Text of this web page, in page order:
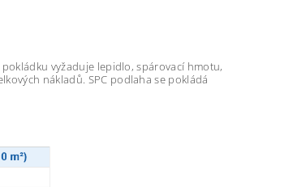
vyžaduje lepidlo, spárovací hmotu,
nákladů. SPC podlaha se pokládá